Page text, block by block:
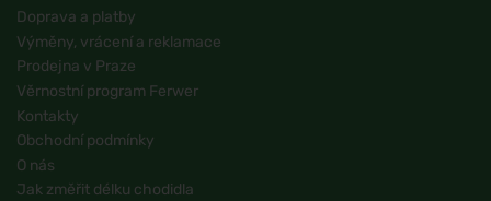
Doprava a platby
Výměny, vrácení a reklamace
Prodejna v Praze
Věrnostní program Ferwer
Kontakty
Obchodní podmínky
O nás
Jak změřit délku chodidla